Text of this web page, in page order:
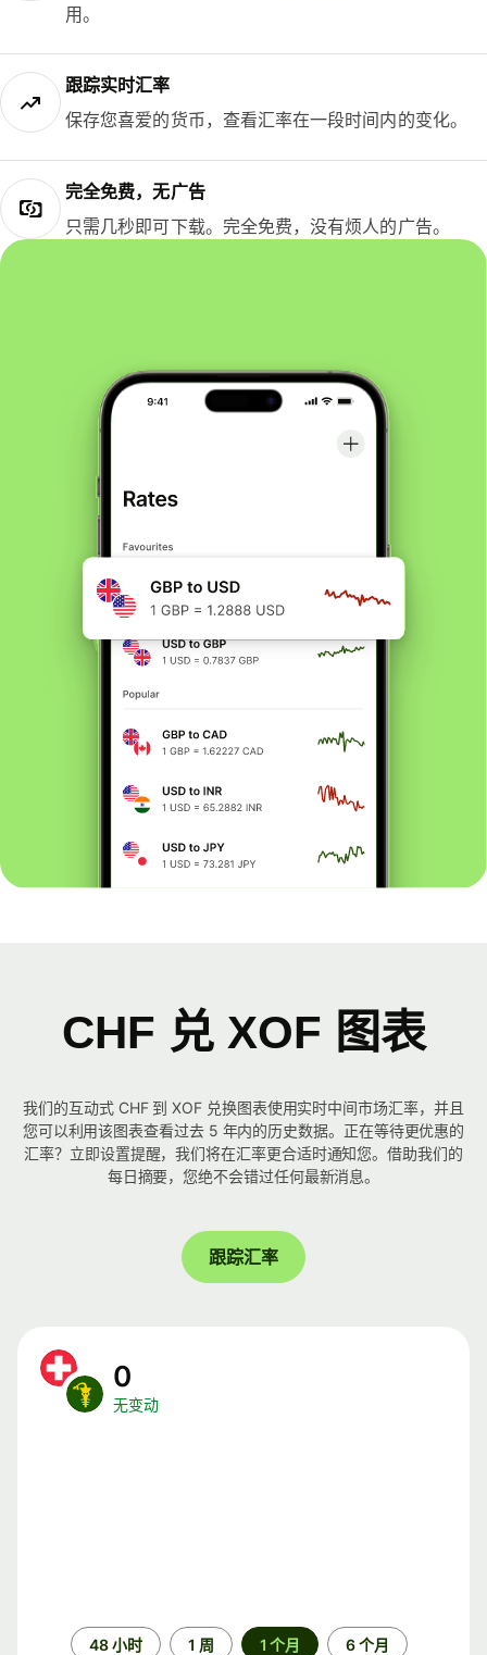
用。
跟踪实时汇率
保存您喜爱的货币，查看汇率在一段时间内的变化。
完全免费，无广告
只需几秒即可下载。完全免费，没有烦人的广告。
CHF 兑 XOF 图表
我们的互动式 CHF 到 XOF 兑换图表使用实时中间市场汇率，并且
您可以利用该图表查看过去 5 年内的历史数据。正在等待更优惠的
汇率？立即设置提醒，我们将在汇率更合适时通知您。借助我们的
每日摘要，您绝不会错过任何最新消息。
跟踪汇率
0
无变动
48 小时 1 周 1 个月 6 个月